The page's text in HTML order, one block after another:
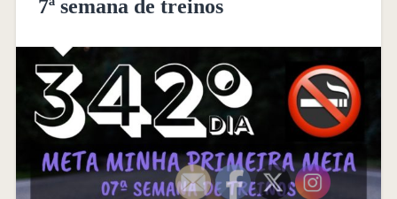
7ª semana de treinos